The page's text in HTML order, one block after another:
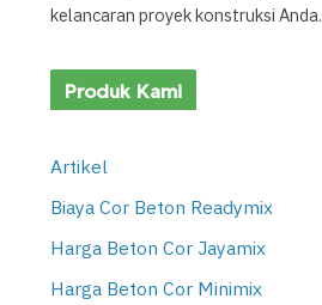
kelancaran proyek konstruksi Anda.
Produk Kami
Artikel
Biaya Cor Beton Readymix
Harga Beton Cor Jayamix
Harga Beton Cor Minimix